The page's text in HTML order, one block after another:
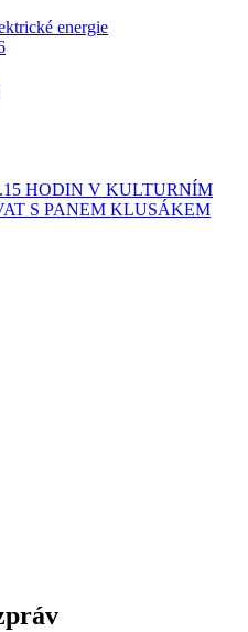
energie
HODIN V KULTURNÍM
S PANEM KLUSÁKEM